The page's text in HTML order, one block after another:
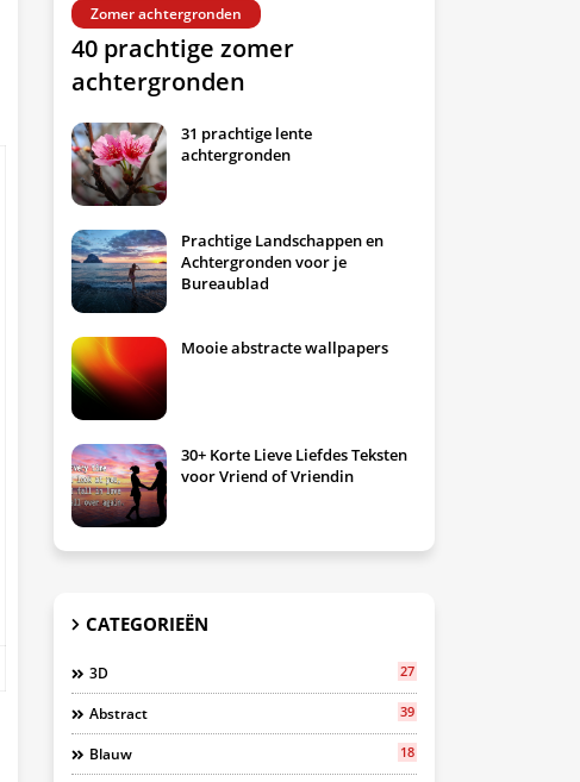
Zomer achtergronden
40 prachtige zomer
achtergronden
31 prachtige lente
achtergronden
Prachtige Landschappen en
Achtergronden voor je
Bureaublad
Mooie abstracte wallpapers
30+ Korte Lieve Liefdes Teksten
voor Vriend of Vriendin
CATEGORIEËN
3D 27
Abstract 39
Blauw 18